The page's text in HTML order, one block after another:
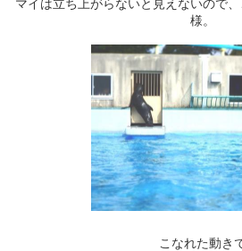
マイは立ち上がらないと見えないので
様。
こなれた動き